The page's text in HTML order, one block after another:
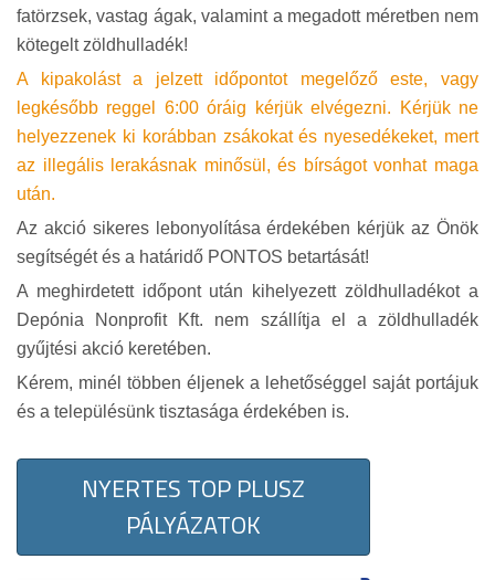
fatörzsek, vastag ágak, valamint a megadott méretben nem
kötegelt zöldhulladék!
A kipakolást a jelzett időpontot megelőző este, vagy
legkésőbb reggel 6:00 óráig kérjük elvégezni. Kérjük ne
helyezzenek ki korábban zsákokat és nyesedékeket, mert
az illegális lerakásnak minősül, és bírságot vonhat maga
után.
Az akció sikeres lebonyolítása érdekében kérjük az Önök
segítségét és a határidő PONTOS betartását!
A meghirdetett időpont után kihelyezett zöldhulladékot a
Depónia Nonprofit Kft. nem szállítja el a zöldhulladék
gyűjtési akció keretében.
Kérem, minél többen éljenek a lehetőséggel saját portájuk
és a településünk tisztasága érdekében is.
NYERTES TOP PLUSZ
PÁLYÁZATOK